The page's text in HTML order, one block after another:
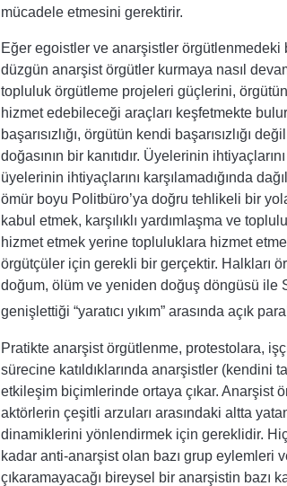
mücadele etmesini gerektirir.
Eğer egoistler ve anarşistler örgütlenmedeki
düzgün anarşist örgütler kurmaya nasıl
topluluk örgütleme projeleri güçlerini,
hizmet edebileceği araçları keşfetmekte
başarısızlığı, örgütün kendi başarısızlığı
doğasının bir kanıtıdır. Üyelerinin
üyelerinin ihtiyaçlarını karşılamadığında
ömür boyu Politbüro’ya doğru tehlikeli bir
kabul etmek, karşılıklı yardımlaşma ve
hizmet etmek yerine topluluklara hizmet
örgütçüler için gerekli bir gerçektir. Halkları
doğum, ölüm ve yeniden doğuş döngüsü ile
genişlettiği “yaratıcı yıkım” arasında açık
Pratikte anarşist örgütlenme, protestolara,
sürecine katıldıklarında anarşistler (kendini
etkileşim biçimlerinde ortaya çıkar. Anarşist
aktörlerin çeşitli arzuları arasındaki altta
dinamiklerini yönlendirmek için gereklidir.
kadar anti-anarşist olan bazı grup eylemleri
çıkaramayacağı bireysel bir anarşistin bazı